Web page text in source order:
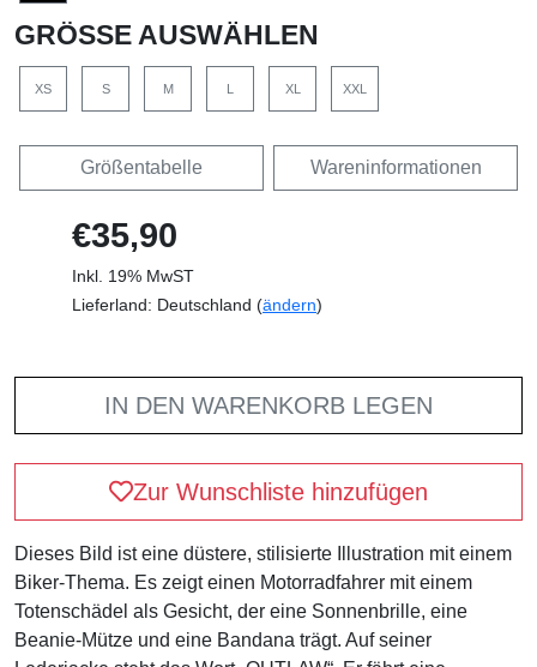
GRÖSSE AUSWÄHLEN
XS S M L XL XXL
Größentabelle Wareninformationen
€35,90
Inkl. 19% MwST
Lieferland: Deutschland (ändern)
IN DEN WARENKORB LEGEN
Zur Wunschliste hinzufügen
Dieses Bild ist eine düstere, stilisierte Illustration mit einem
Biker-Thema. Es zeigt einen Motorradfahrer mit einem
Totenschädel als Gesicht, der eine Sonnenbrille, eine
Beanie-Mütze und eine Bandana trägt. Auf seiner